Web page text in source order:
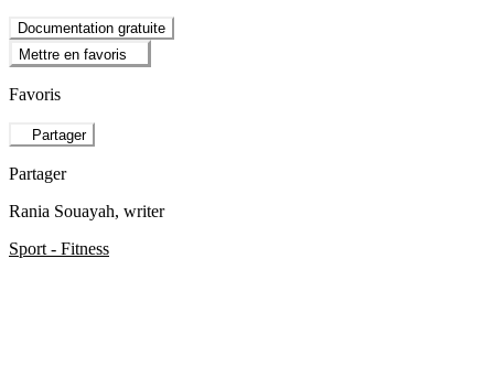
Documentation gratuite
Mettre en favoris
Favoris
Partager
Partager
Rania Souayah, writer
Sport - Fitness